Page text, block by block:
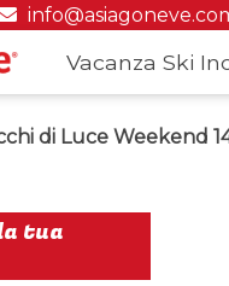
Vacanza Ski
di Luce Weekend
tua